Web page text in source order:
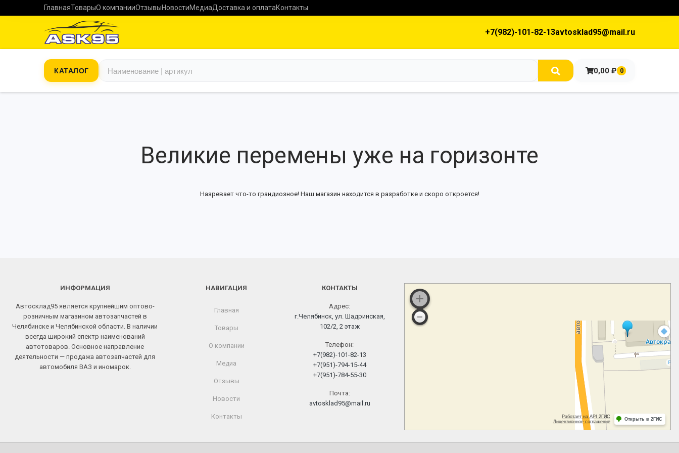
ГлавнаяТоварыО компанииОтзывыНовостиМедиаДоставка и оплатаКонтакты
+7(982)-101-82-13avtosklad95@mail.ru
КАТАЛОГ 0,00 ₽ 0
Великие перемены уже на горизонте
Назревает что-то грандиозное! Наш магазин находится в разработке и скоро откроется!
ИНФОРМАЦИЯ
Автосклад95 является крупнейшим оптово-
розничным магазином автозапчастей в
Челябинске и Челябинской области. В наличии
всегда широкий спектр наименований
автотоваров. Основное направление
деятельности — продажа автозапчастей для
автомобиля ВАЗ и иномарок.
НАВИГАЦИЯ
Главная
Товары
О компании
Медиа
Отзывы
Новости
Контакты
КОНТАКТЫ
Адрес:
г.Челябинск, ул. Шадринская,
102/2, 2 этаж
Телефон:
+7(982)-101-82-13
+7(951)-794-15-44
+7(951)-784-55-30
Почта:
avtosklad95@mail.ru